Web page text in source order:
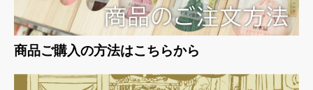
お買い物を続ける カートへ進む
商品ご購入の方法はこちらから